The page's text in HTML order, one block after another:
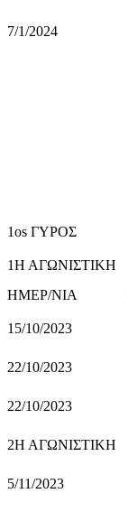
7/1/2024
1os ΓΥΡΟΣ
1Η ΑΓΩΝΙΣΤΙΚΗ
ΗΜΕΡ/ΝΙΑ
15/10/2023
22/10/2023
22/10/2023
2Η ΑΓΩΝΙΣΤΙΚΗ
5/11/2023